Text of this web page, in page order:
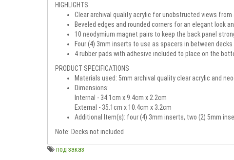
HIGHLIGHTS
Clear archival quality acrylic for unobstructed views
Beveled edges and rounded corners for an elegant look
10 neodymium magnet pairs to keep the back panel
Four (4) 3mm inserts to use as spacers in between
4 rubber pads with adhesive included to place on the
PRODUCT SPECIFICATIONS
Materials used: 5mm archival quality clear acrylic and
Dimensions:
Internal - 34.1cm x 9.4cm x 2.2cm
External - 35.1cm x 10.4cm x 3.2cm
Additional Item(s): four (4) 3mm inserts, two (2) 5mm
Note: Decks not included
под заказ